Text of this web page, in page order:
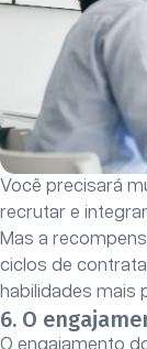
Você precisará
recrutar e
Mas a
ciclos de
habilidades mais
6. O